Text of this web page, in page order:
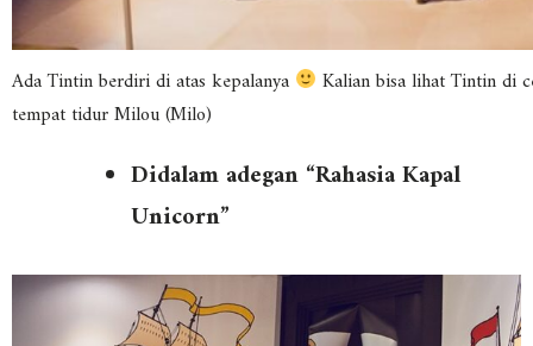
Ada Tintin berdiri di atas kepalanya
Kalian bisa lihat Tintin di
tempat tidur Milou (Milo)
Didalam adegan “Rahasia Kapal
Unicorn”